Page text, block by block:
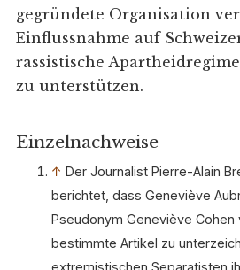
gegründete Organisation
Einflussnahme auf
rassistische
zu unterstützen.
Einzelnachweise
↑ Der Journalist Pierre-Alain
berichtet, dass Geneviève
Pseudonym Geneviève
bestimmte Artikel zu